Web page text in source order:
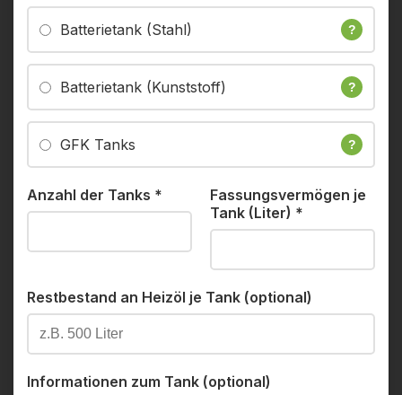
Batterietank (Stahl) ?
Batterietank (Kunststoff) ?
GFK Tanks ?
Anzahl der Tanks *
Fassungsvermögen je
Tank (Liter) *
Restbestand an Heizöl je Tank (optional)
Informationen zum Tank (optional)